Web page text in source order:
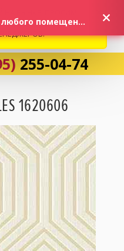
255-04-74
1620606
РЫНКЕ, ПРОСИМ
И НАЛИЧИЕ
«Идеальные обои для любого помещения!»